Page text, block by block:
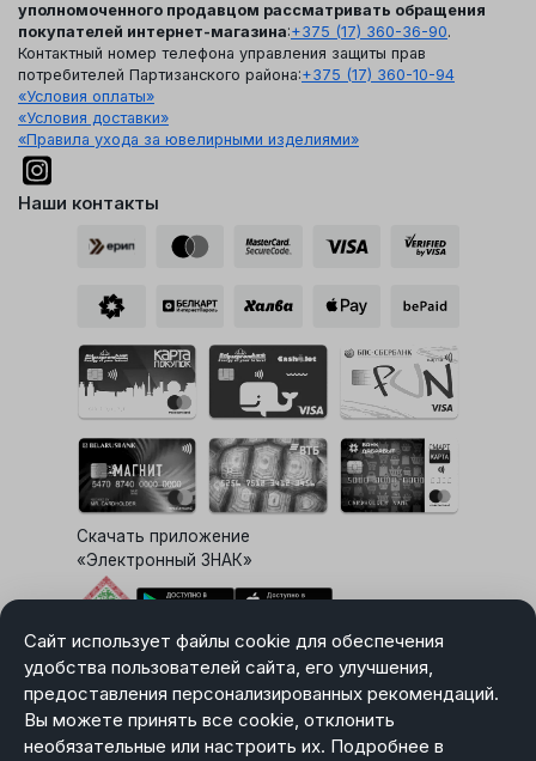
Сайт использует файлы cookie для обеспечения
удобства пользователей сайта, его улучшения,
предоставления персонализированных рекомендаций.
Вы можете принять все cookie, отклонить
необязательные или настроить их. Подробнее в
уполномоченного продавцом рассматривать обращения
покупателей интернет-магазина:+375 (17) 360-36-90.
Контактный номер телефона управления защиты прав
потребителей Партизанского района:+375 (17) 360-10-94
«Условия оплаты»
«Условия доставки»
«Правила ухода за ювелирными изделиями»
Наши контакты
Скачать приложение
«Электронный ЗНАК»
Выбор настроек Cookie
Карта сайта